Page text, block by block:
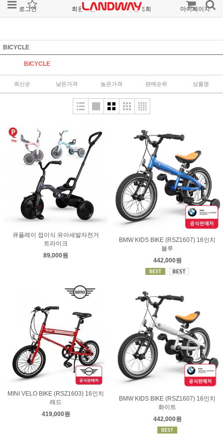
로그인 회원가입 주문조회 마이페이지
BICYCLE
BICYCLE
최신순 낮은가격 높은가격 판매순위 상품명
큐플레이 접이식 유아세발자전거
트라이크
89,000원
BMW KIDS BIKE (RSZ1607) 16인치
블루
442,000원
MINI VELO BIKE (RSZ1603) 16인치
레드
419,000원
BMW KIDS BIKE (RSZ1607) 16인치
화이트
442,000원